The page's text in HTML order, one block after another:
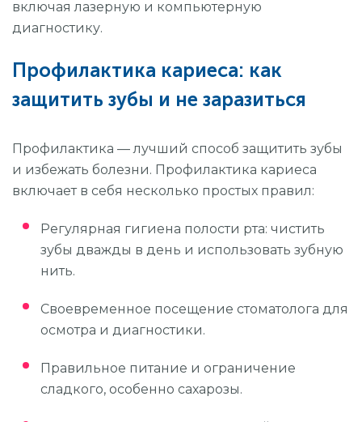
включая лазерную и компьютерную
диагностику.
Профилактика кариеса: как
защитить зубы и не заразиться
Профилактика — лучший способ защитить зубы
и избежать болезни. Профилактика кариеса
включает в себя несколько простых правил:
Регулярная гигиена полости рта: чистить
зубы дважды в день и использовать зубную
нить.
Своевременное посещение стоматолога для
осмотра и диагностики.
Правильное питание и ограничение
сладкого, особенно сахарозы.